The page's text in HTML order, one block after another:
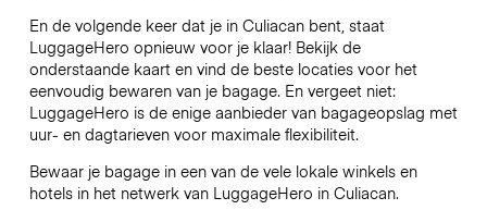
En de volgende keer dat je in Culiacan bent, staat
LuggageHero opnieuw voor je klaar! Bekijk de
onderstaande kaart en vind de beste locaties voor het
eenvoudig bewaren van je bagage. En vergeet niet:
LuggageHero is de enige aanbieder van bagageopslag met
uur- en dagtarieven voor maximale flexibiliteit.
Bewaar je bagage in een van de vele lokale winkels en
hotels in het netwerk van LuggageHero in Culiacan.